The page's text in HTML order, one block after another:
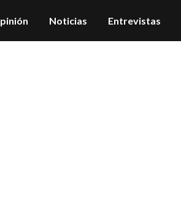
Noticias Entrevistas